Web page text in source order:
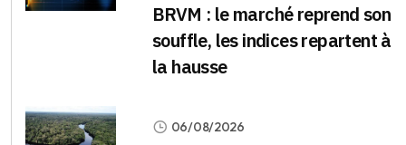
BRVM : le marché reprend son
souffle, les indices repartent à
la hausse
06/08/2026